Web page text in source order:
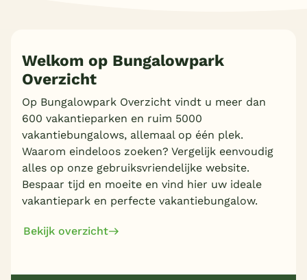
Welkom op Bungalowpark
Overzicht
Op Bungalowpark Overzicht vindt u meer dan
600 vakantieparken en ruim 5000
vakantiebungalows, allemaal op één plek.
Waarom eindeloos zoeken? Vergelijk eenvoudig
alles op onze gebruiksvriendelijke website.
Bespaar tijd en moeite en vind hier uw ideale
vakantiepark en perfecte vakantiebungalow.
Bekijk overzicht